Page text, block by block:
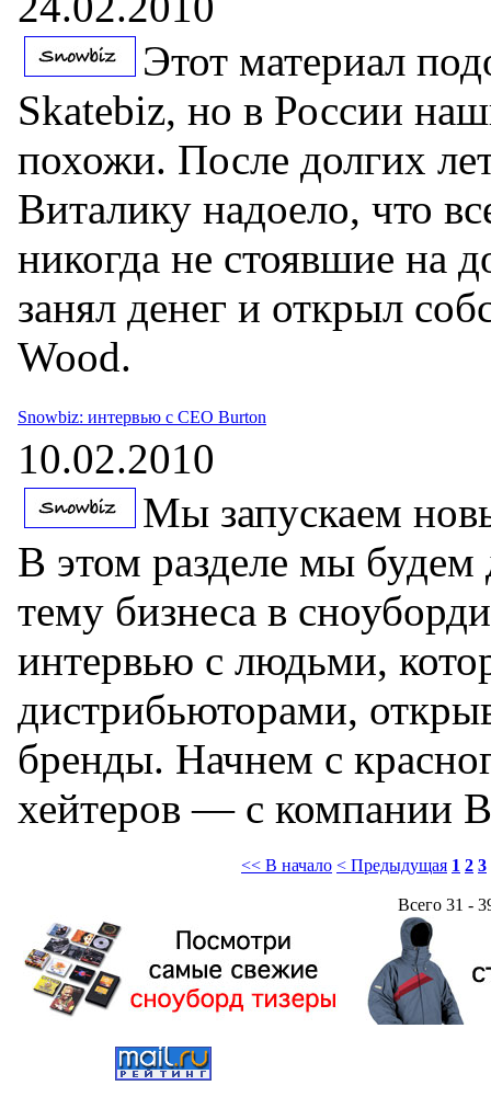
Этот материал
Skatebiz, но в России
похожи. После долгих
Виталику надоело, что
никогда не стоявшие на
занял денег и открыл
Wood.
Snowbiz: интервью с CEO Burton
10.02.2010
Мы запускаем
В этом разделе мы будем
тему бизнеса в
интервью с людьми,
дистрибьюторами,
бренды. Начнем с
хейтеров — с компании
<< В начало < Предыдущая 1 2 3
Всего 31 -